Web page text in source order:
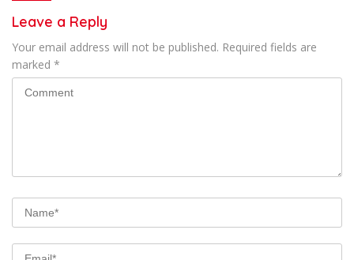
Leave a Reply
Your email address will not be published. Required fields are
marked *